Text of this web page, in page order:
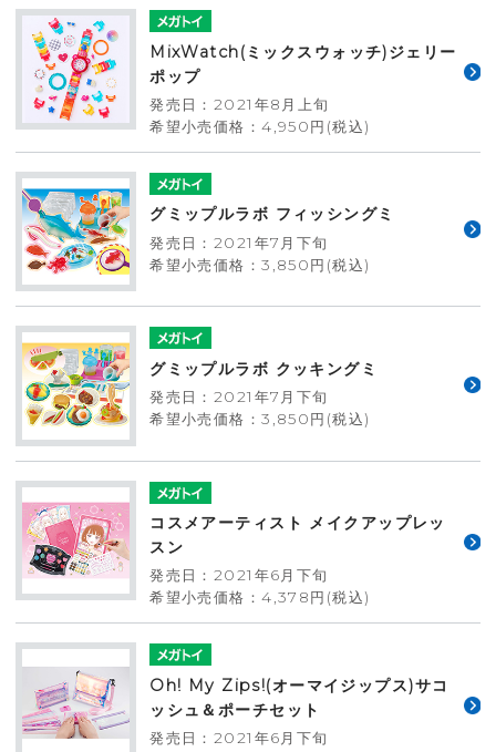
MixWatch(ミックスウォッチ)ジェリー
ポップ
発売日：2021年8月上旬
希望小売価格：4,950円(税込)
グミップルラボ フィッシングミ
発売日：2021年7月下旬
希望小売価格：3,850円(税込)
グミップルラボ クッキングミ
発売日：2021年7月下旬
希望小売価格：3,850円(税込)
コスメアーティスト メイクアップレッ
スン
発売日：2021年6月下旬
希望小売価格：4,378円(税込)
Oh! My Zips!(オーマイジップス)サコ
ッシュ＆ポーチセット
発売日：2021年6月下旬